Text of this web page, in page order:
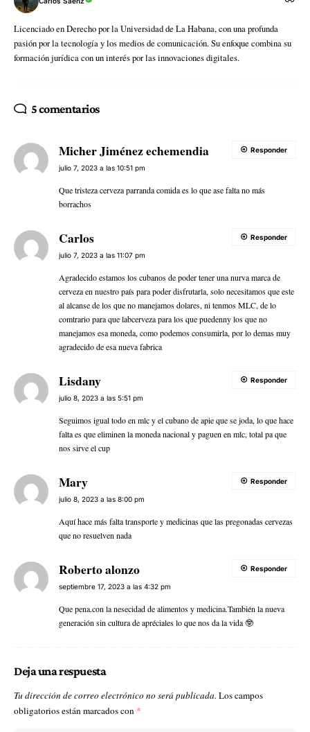
Licenciado en Derecho por la Universidad de La Habana, con una profunda
pasión por la tecnología y los medios de comunicación. Su enfoque combina su
formación jurídica con un interés por las innovaciones digitales.
5 comentarios
Micher Jiménez echemendia
julio 7, 2023 a las 10:51 pm
Que tristeza cerveza parranda comida es lo que ase falta no más
borrachos
Responder
Carlos
julio 7, 2023 a las 11:07 pm
Agradecido estamos los cubanos de poder tener una nurva marca de
cerveza en nuestro país para poder disfrutarla, solo necesitamos que este
al alcanse de los que no manejamos dolares, ni tenmos MLC, de lo
comtrario para que labcerveza para los que puedenny los que no
manejamos esa moneda, como podemos consumirla, por lo demas muy
agradecido de esa nueva fabrica
Responder
Lisdany
julio 8, 2023 a las 5:51 pm
Seguimos igual todo en mlc y el cubano de apie que se joda, lo que hace
falta es que eliminen la moneda nacional y paguen en mlc, total pa que
nos sirve el cup
Responder
Mary
julio 8, 2023 a las 8:00 pm
Aquí hace más falta transporte y medicinas que las pregonadas cervezas
que no resuelven nada
Responder
Roberto alonzo
septiembre 17, 2023 a las 4:32 pm
Que pena.con la nesecidad de alimentos y medicina.También la nueva
generación sin cultura de apréciales lo que nos da la vida 🤓
Responder
Deja una respuesta
Tu dirección de correo electrónico no será publicada. Los campos
obligatorios están marcados con *